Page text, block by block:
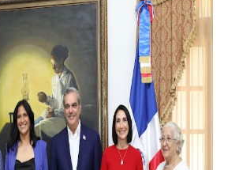
Presidencial encabezan entrega
siembra esperanza y protege
retienen 213,355 galones de
recauda más de RD 57 millones en
Juan beneficiados con jornada